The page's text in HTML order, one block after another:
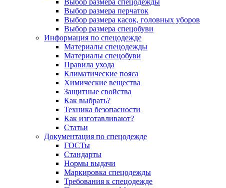
Выбор размера спецодежды
Выбор размера перчаток
Выбор размера касок, головных уборов
Выбор размера спецобуви
Информация по спецодежде
Материалы спецодежды
Материалы спецобуви
Правила ухода
Климатические пояса
Химические вещества
Защитные свойства
Как выбрать?
Техника безопасности
Как изготавливают?
Статьи
Документация по спецодежде
ГОСТы
Cтандарты
Нормы выдачи
Маркировка спецодежды
Требования к спецодежде